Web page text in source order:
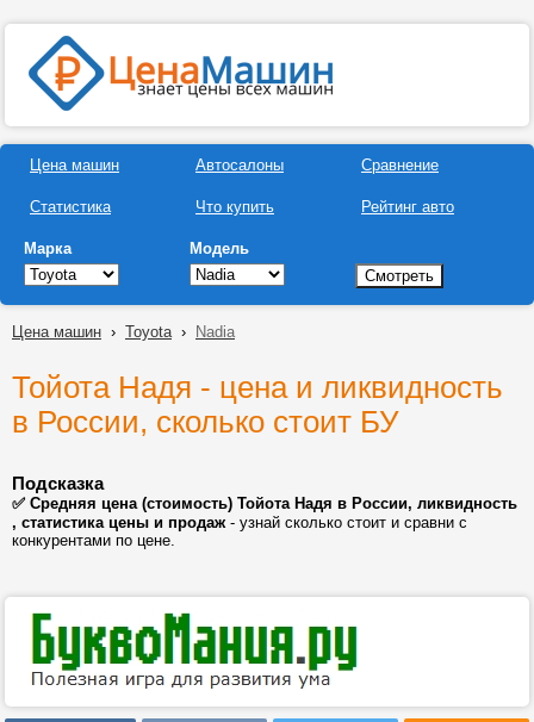
Цена машин
Статистика
Автосалоны
Что купить
Сравнение
Рейтинг авто
Марка Модель
Цена машин › Toyota› Nadia
Тойота Надя - цена и ликвидность
в России, сколько стоит БУ
Подсказка
✅ Средняя цена (стоимость) Тойота Надя в России, ликвидность
, статистика цены и продаж- узнай сколько стоит и сравни с
конкурентами по цене.